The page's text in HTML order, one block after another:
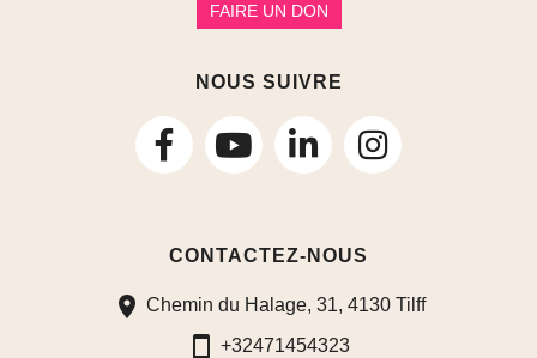
FAIRE UN DON
NOUS SUIVRE
suivez-
Facebook
suivez-
LinkedIn
suivez-
CONTACTEZ-NOUS
Chemin du Halage, 31, 4130 Tilff
+32471454323